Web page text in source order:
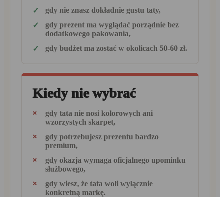
gdy nie znasz dokładnie gustu taty,
gdy prezent ma wyglądać porządnie bez
dodatkowego pakowania,
gdy budżet ma zostać w okolicach 50-60 zł.
Kiedy nie wybrać
gdy tata nie nosi kolorowych ani
wzorzystych skarpet,
gdy potrzebujesz prezentu bardzo
premium,
gdy okazja wymaga oficjalnego upominku
służbowego,
gdy wiesz, że tata woli wyłącznie
konkretną markę.